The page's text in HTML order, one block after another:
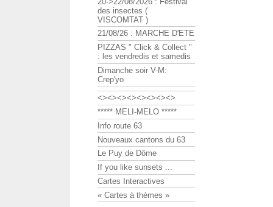
des insectes (
VISCOMTAT )
21/08/26 : MARCHE D'ETE
PIZZAS " Click & Collect "
: les vendredis et samedis
Dimanche soir V-M:
Crep'yo
<><><><><><><><>
***** MELI-MELO *****
Info route 63
Nouveaux cantons du 63
Le Puy de Dôme
If you like sunsets ...
Cartes Interactives
« Cartes à thèmes »